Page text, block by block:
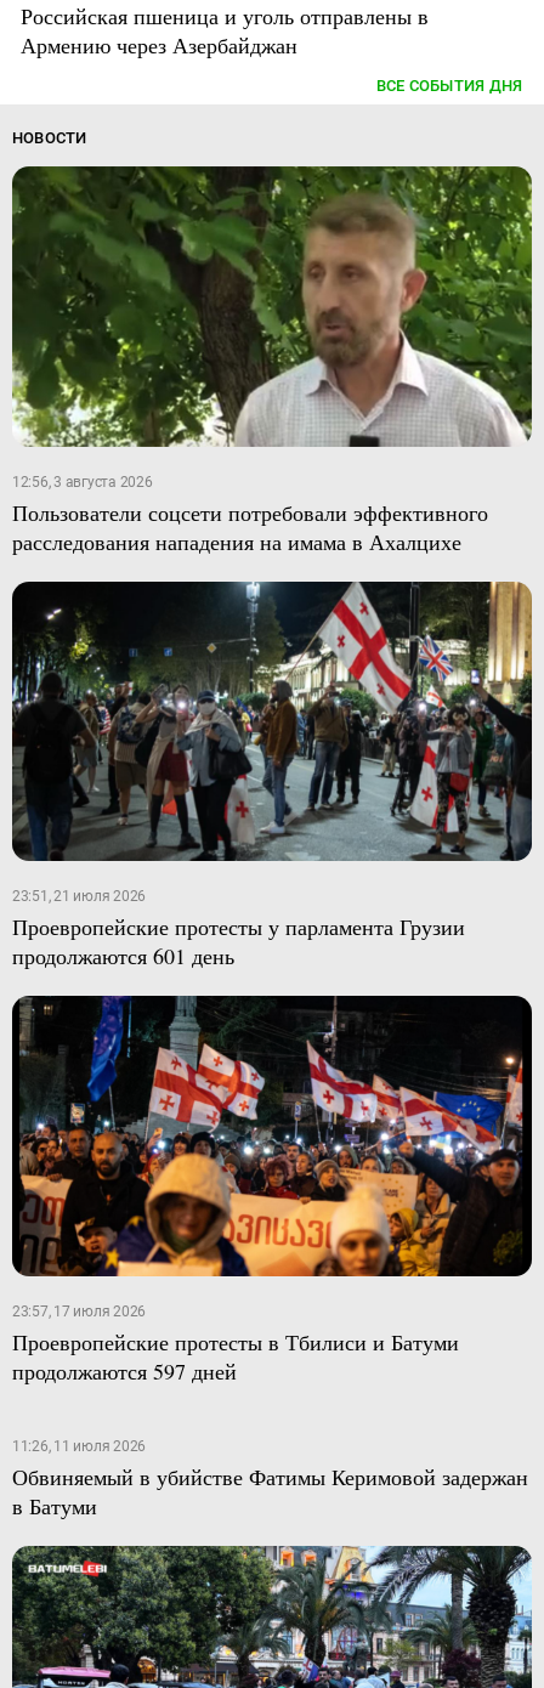
Российская пшеница и уголь отправлены в
Армению через Азербайджан
ВСЕ СОБЫТИЯ ДНЯ
НОВОСТИ
12:56, 3 августа 2026
Пользователи соцсети потребовали эффективного
расследования нападения на имама в Ахалцихе
23:51, 21 июля 2026
Проевропейские протесты у парламента Грузии
продолжаются 601 день
23:57, 17 июля 2026
Проевропейские протесты в Тбилиси и Батуми
продолжаются 597 дней
11:26, 11 июля 2026
Обвиняемый в убийстве Фатимы Керимовой задержан
в Батуми